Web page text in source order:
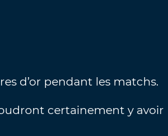
d’or pendant les matchs.
certainement y avoir